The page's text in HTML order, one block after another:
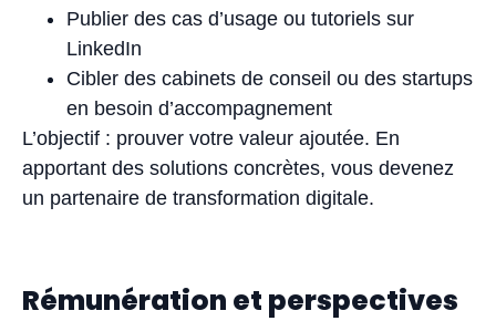
Publier des cas d’usage ou tutoriels sur
LinkedIn
Cibler des cabinets de conseil ou des startups
en besoin d’accompagnement
L’objectif : prouver votre valeur ajoutée. En
apportant des solutions concrètes, vous devenez
un partenaire de transformation digitale.
Rémunération et perspectives